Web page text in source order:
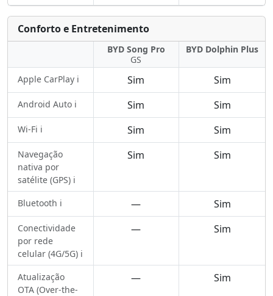
Conforto e Entretenimento
BYD Song Pro
GS
BYD Dolphin Plus
Apple CarPlay ℹ️ Sim Sim
Android Auto ℹ️ Sim Sim
Wi-Fi ℹ️ Sim Sim
Navegação
nativa por
satélite (GPS) ℹ️
Sim Sim
Bluetooth ℹ️ — Sim
Conectividade
por rede
celular (4G/5G) ℹ️
— Sim
Atualização
OTA (Over-the-
— Sim